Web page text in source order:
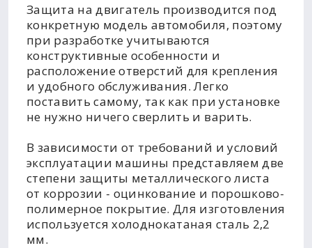
Защита на двигатель производится под
конкретную модель автомобиля, поэтому
при разработке учитываются
конструктивные особенности и
расположение отверстий для крепления
и удобного обслуживания. Легко
поставить самому, так как при установке
не нужно ничего сверлить и варить.
В зависимости от требований и условий
эксплуатации машины представляем две
степени защиты металлического листа
от коррозии - оцинкование и порошково-
полимерное покрытие. Для изготовления
используется холоднокатаная сталь 2,2
мм.